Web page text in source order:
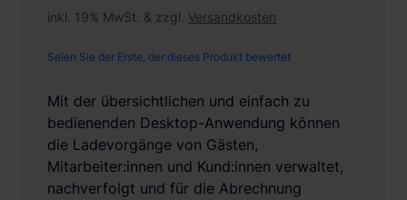
inkl. 19% MwSt. & zzgl. Versandkosten
Seien Sie der Erste, der dieses Produkt bewertet
Mit der übersichtlichen und einfach zu
bedienenden Desktop-Anwendung können
die Ladevorgänge von Gästen,
Mitarbeiter:innen und Kund:innen verwaltet,
nachverfolgt und für die Abrechnung